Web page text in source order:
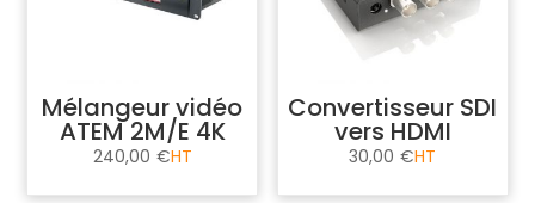
Mélangeur vidéo
ATEM 2M/E 4K
240,00 €
Convertisseur SDI
vers HDMI
30,00 €